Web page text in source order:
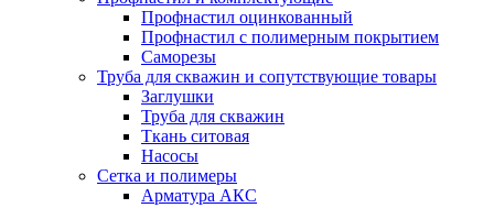
Профнастил оцинкованный
Профнастил с полимерным покрытием
Саморезы
Труба для скважин и сопутствующие товары
Заглушки
Труба для скважин
Ткань ситовая
Насосы
Сетка и полимеры
Арматура АКС